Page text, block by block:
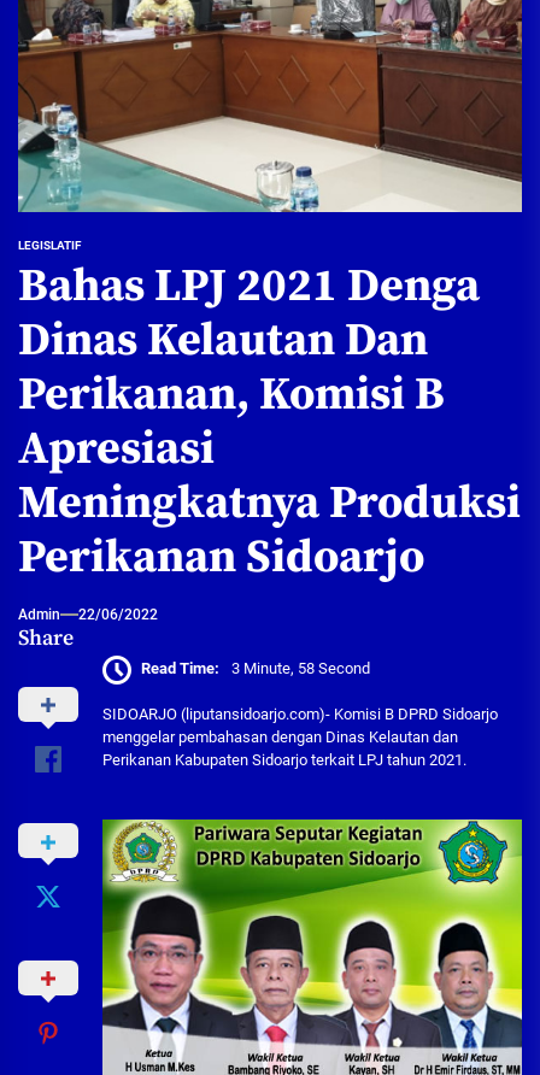
LEGISLATIF
Bahas LPJ 2021 Denga
Dinas Kelautan Dan
Perikanan, Komisi B
Apresiasi
Meningkatnya Produksi
Perikanan Sidoarjo
Admin 22/06/2022
Share
Read Time: 3 Minute, 58 Second
SIDOARJO (liputansidoarjo.com)- Komisi B DPRD Sidoarjo
menggelar pembahasan dengan Dinas Kelautan dan
Perikanan Kabupaten Sidoarjo terkait LPJ tahun 2021.